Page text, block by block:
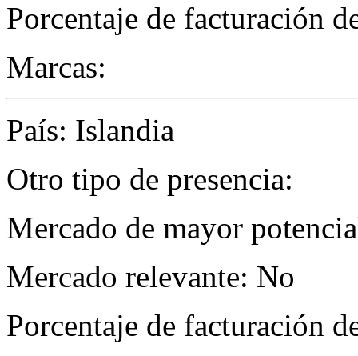
Porcentaje de facturación
Marcas:
País: Islandia
Otro tipo de presencia:
Mercado de mayor
Mercado relevante: No
Porcentaje de facturación